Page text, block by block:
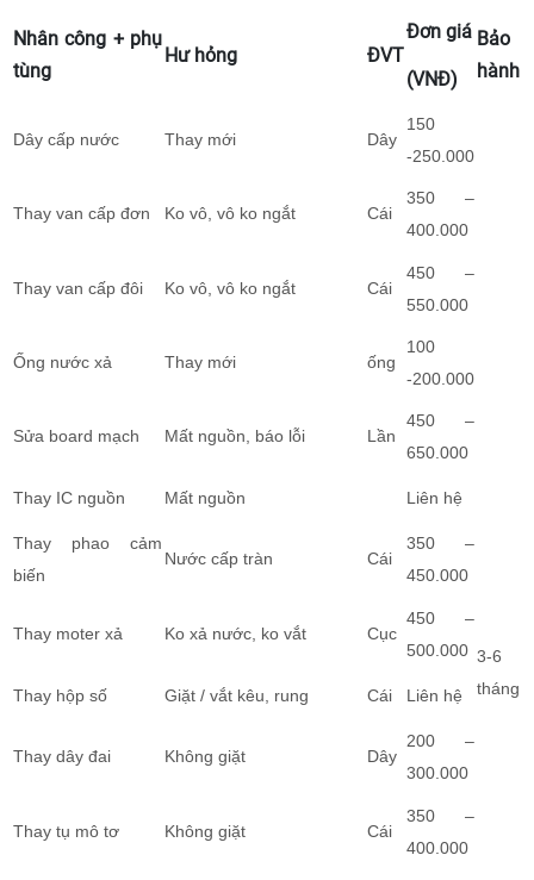
Nhân công + phụ
tùng
Hư hỏng ĐVT
Đơn giá Bảo
hành
(VNĐ)
Dây cấp nước Thay mới Dây
150
-250.000
3-6
tháng
Thay van cấp đơn Ko vô, vô ko ngắt Cái
350 –
400.000
Thay van cấp đôi Ko vô, vô ko ngắt Cái
450 –
550.000
Ống nước xả Thay mới ống
100
-200.000
Sửa board mạch Mất nguồn, báo lỗi Lần
450 –
650.000
Thay IC nguồn Mất nguồn Liên hệ
Thay phao cảm
biến
Nước cấp tràn Cái
350 –
450.000
Thay moter xả Ko xả nước, ko vắt Cục
450 –
500.000
Thay hộp số Giặt / vắt kêu, rung Cái Liên hệ
Thay dây đai Không giặt Dây
200 –
300.000
Thay tụ mô tơ Không giặt Cái
350 –
400.000